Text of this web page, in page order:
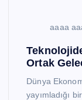
aaaa
Ortak
Dünya
yayımladığı